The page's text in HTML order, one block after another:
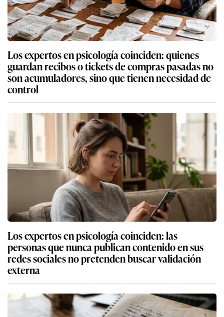
Los expertos en psicología coinciden: quienes
guardan recibos o tickets de compras pasadas no
son acumuladores, sino que tienen necesidad de
control
Los expertos en psicología coinciden: las
personas que nunca publican contenido en sus
redes sociales no pretenden buscar validación
externa